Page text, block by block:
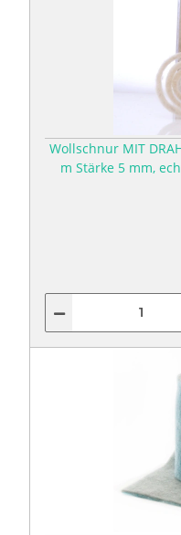
Wollschnur MIT
m Stärke 5 mm,